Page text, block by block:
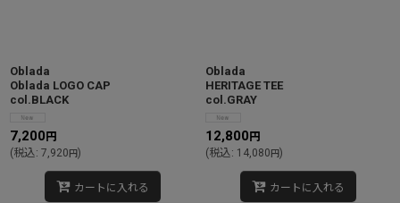
Oblada
Oblada LOGO CAP
col.BLACK
7,200 円
(税込: 7,920円)
カートに入れる
Oblada
HERITAGE TEE
col.GRAY
12,800 円
(税込: 14,080円)
カートに入れる